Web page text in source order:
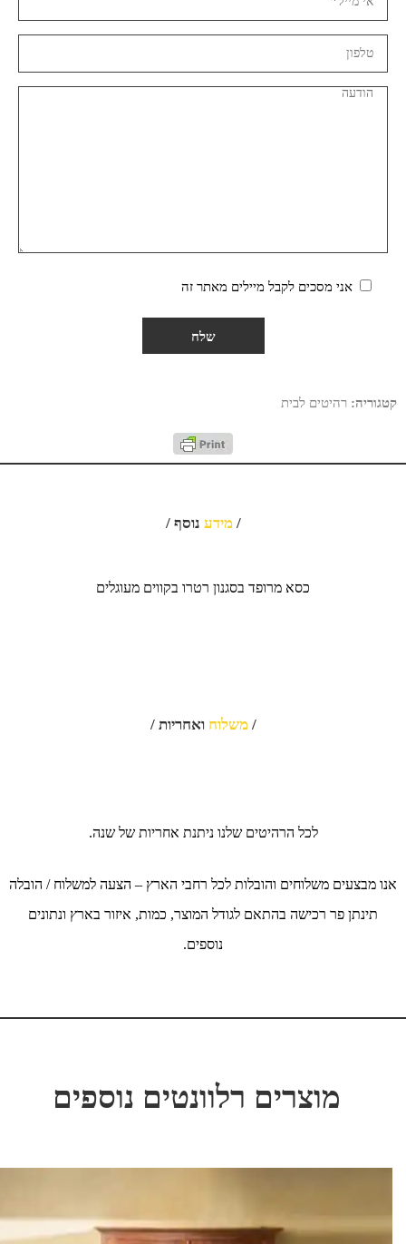
אני מסכים לקבל מיילים מאתר זה
קטגוריה: רהיטים לבית
/ מידע נוסף /
כסא מרופד בסגנון רטרו בקווים מעוגלים
/משלוח ואחריות /
לכל הרהיטים שלנו ניתנת אחריות של שנה.
אנו מבצעים משלוחים והובלות לכל רחבי הארץ – הצעה למשלוח / הובלה
תינתן פר רכישה בהתאם לגודל המוצר, כמות, איזור בארץ ונתונים
נוספים.
מוצרים רלוונטים נוספים